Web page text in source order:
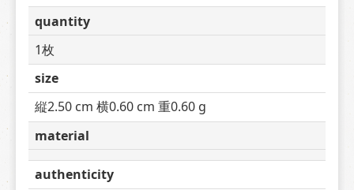
quantity
1枚
size
縦2.50 cm 横0.60 cm 重0.60 g
material
authenticity